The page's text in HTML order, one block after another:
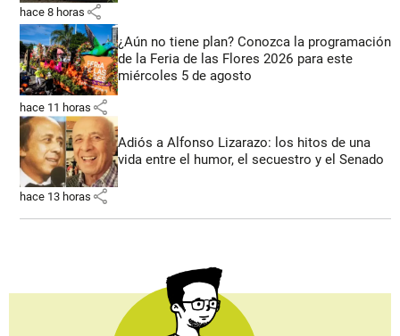
hace 8 horas share
¿Aún no tiene plan? Conozca la programación
de la Feria de las Flores 2026 para este
miércoles 5 de agosto
hace 11 horas share
Adiós a Alfonso Lizarazo: los hitos de una
vida entre el humor, el secuestro y el Senado
hace 13 horas share